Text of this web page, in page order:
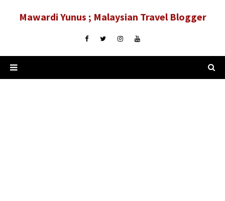
Mawardi Yunus ; Malaysian Travel Blogger